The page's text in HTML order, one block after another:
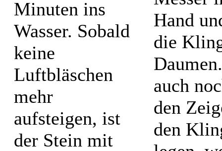
Minuten ins
Wasser. Sobald
keine
Luftbläschen
mehr
aufsteigen, ist
der Stein mit
Hand
die
auch
den
den